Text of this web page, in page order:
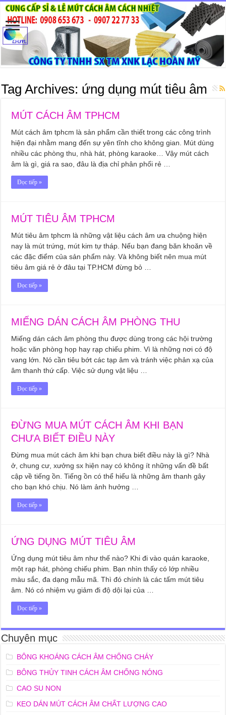
Tag Archives: ứng dụng mút tiêu âm
MÚT CÁCH ÂM TPHCM
Mút cách âm tphcm là sản phẩm cần thiết trong các công trình
hiện đại nhằm mang đến sự yên tĩnh cho không gian. Mút dùng
nhiều các phòng thu, nhà hát, phòng karaoke… Vậy mút cách
âm là gì, giá ra sao, đâu là địa chỉ phân phối rẻ …
Đọc tiếp »
MÚT TIÊU ÂM TPHCM
Mút tiêu âm tphcm là những vật liệu cách âm ưa chuộng hiện
nay là mút trứng, mút kim tự tháp. Nếu bạn đang băn khoăn về
các đặc điểm của sản phẩm này. Và không biết nên mua mút
tiêu âm giá rẻ ở đâu tại TP.HCM đừng bỏ …
Đọc tiếp »
MIẾNG DÁN CÁCH ÂM PHÒNG THU
Miếng dán cách âm phòng thu được dùng trong các hội trường
hoặc văn phòng họp hay rạp chiếu phim. Vì là những nơi có độ
vang lớn. Nó cần tiêu bớt các tạp âm và tránh việc phản xạ của
âm thanh thứ cấp. Việc sử dụng vật liệu …
Đọc tiếp »
ĐỪNG MUA MÚT CÁCH ÂM KHI BẠN
CHƯA BIẾT ĐIỀU NÀY
Đừng mua mút cách âm khi bạn chưa biết điều này là gì? Nhà
ở, chung cư, xưởng sx hiện nay có không ít những vấn đề bất
cập về tiếng ồn. Tiếng ồn có thể hiểu là những âm thanh gây
cho bạn khó chịu. Nó làm ảnh hưởng …
Đọc tiếp »
ỨNG DỤNG MÚT TIÊU ÂM
Ứng dụng mút tiêu âm như thế nào? Khi đi vào quán karaoke,
một rạp hát, phòng chiếu phim. Bạn nhìn thấy có lớp nhiều
màu sắc, đa dạng mẫu mã. Thì đó chính là các tấm mút tiêu
âm. Nó có nhiệm vụ giảm đi độ dội lại của …
Đọc tiếp »
Chuyên mục
BÔNG KHOÁNG CÁCH ÂM CHỐNG CHÁY
BÔNG THỦY TINH CÁCH ÂM CHỐNG NÓNG
CAO SU NON
KEO DÁN MÚT CÁCH ÂM CHẤT LƯỢNG CAO